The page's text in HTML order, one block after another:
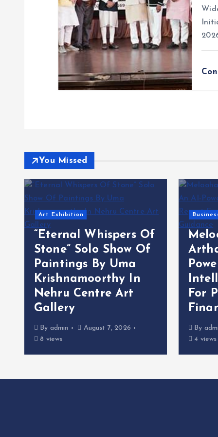
You Missed
Business News
Melooha Launches
Artha Sutram, An AI-
Powered Wealth
Intelligence Report
For Personalized
Financial Guidance
By admin
August 7, 2026
4 views
Goa
By
12 views